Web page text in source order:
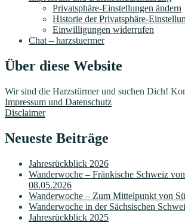
Privatsphäre-Einstellungen ändern
Historie der Privatsphäre-
Einwilligungen widerrufen
Chat – harzstuermer
Über diese Website
Wir sind die Harzstürmer und suchen Dich!
Impressum und Datenschutz
Disclaimer
Neueste Beiträge
Jahresrückblick 2026
Wanderwoche – Fränkische Schweiz
08.05.2026
Wanderwoche – Zum Mittelpunkt von
Wanderwoche in der Sächsischen
Jahresrückblick 2025